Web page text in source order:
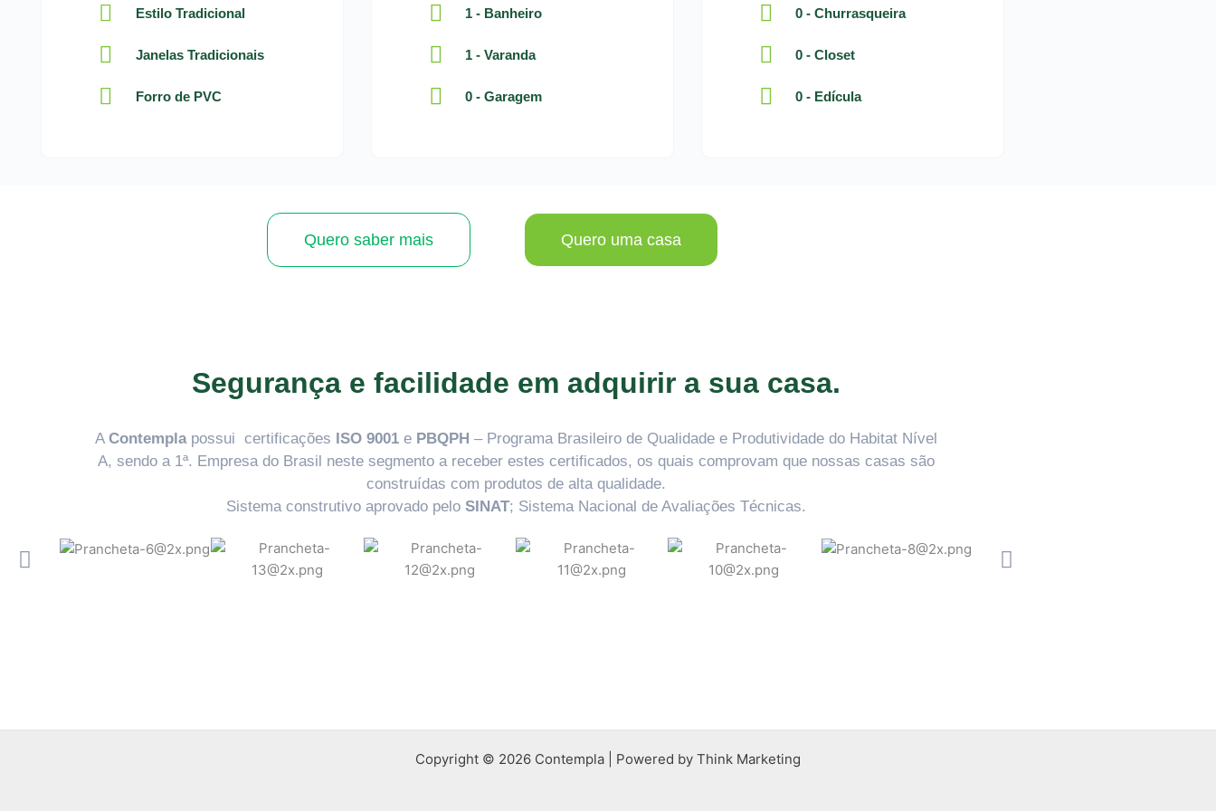
Estilo Tradicional
Janelas Tradicionais
Forro de PVC
1 - Banheiro
1 - Varanda
0 - Garagem
0 - Churrasqueira
0 - Closet
0 - Edícula
Quero saber mais Quero uma casa
Segurança e facilidade em adquirir a sua casa.
A Contemplapossui certificações ISO 9001e PBQPH – Programa Brasileiro de Qualidade e Produtividade do Habitat Nível
A, sendo a 1ª. Empresa do Brasil neste segmento a receber estes certificados, os quais comprovam que nossas casas são
construídas com produtos de alta qualidade.
Sistema construtivo aprovado pelo SINAT; Sistema Nacional de Avaliações Técnicas.
Copyright © 2026 Contempla | Powered by Think Marketing